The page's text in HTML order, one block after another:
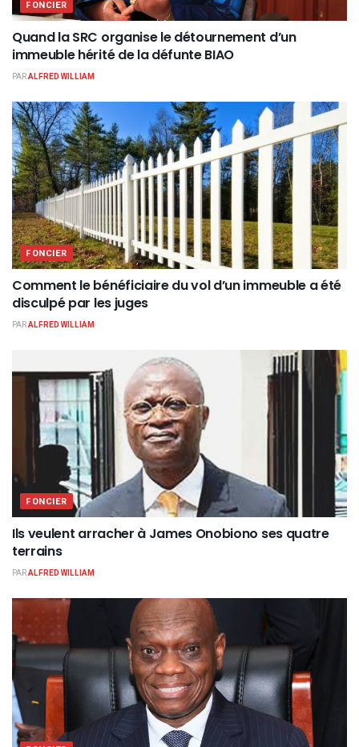
FONCIER
Quand la SRC organise le détournement d’un
immeuble hérité de la défunte BIAO
PARALFRED WILLIAM
FONCIER
Comment le bénéficiaire du vol d’un immeuble a été
disculpé par les juges
PARALFRED WILLIAM
FONCIER
Ils veulent arracher à James Onobiono ses quatre
terrains
PARALFRED WILLIAM